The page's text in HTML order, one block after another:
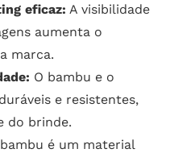
eficaz: A visibilidade
aumenta o
marca.
O bambu e o
e resistentes,
do brinde.
é um material